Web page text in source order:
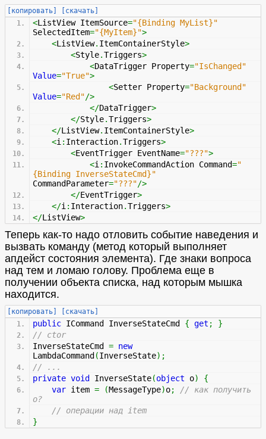
[копировать] [скачать]
<ListView ItemSource="{Binding MyList}"
SelectedItem="{MyItem}">
<ListView. ItemContainerStyle>
<Style.Triggers>
<DataTrigger Property="IsChanged"
Value="True">
<Setter Property="Background"
Value="Red"/>
</DataTrigger>
</Style.Triggers>
</ListView. ItemContainerStyle>
<i : Interaction.Triggers>
<EventTrigger EventName="???">
<i : InvokeCommandAction Command="
{Binding InverseStateCmd}"
CommandParameter="???"/>
</EventTrigger>
</i : Interaction.Triggers>
</ListView>
Теперь как-то надо отловить событие наведения и
вызвать команду (метод который выполняет
апдейст состояния элемента). Где знаки вопроса
над тем и ломаю голову. Проблема еще в
получении объекта списка, над которым мышка
находится.
[копировать] [скачать]
public ICommand InverseStateCmd { get ;
}
// ctor
InverseStateCmd = new
LambdaCommand (InverseState) ;
// ...
private void InverseState(object o)
{
var item = (MessageType)o;
// как получить
o?
// операции над item
}